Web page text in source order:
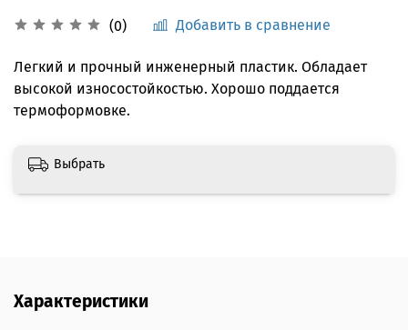
(0) Добавить в сравнение
Легкий и прочный инженерный пластик. Обладает
высокой износостойкостью. Хорошо поддается
термоформовке.
Выбрать
Характеристики